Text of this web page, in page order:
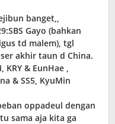
banget,,
Gayo (bahkan
td malem), tgl
akhir taun d China.
KRY & EunHae ,
& SS5, KyuMin
oppadeul dengan
sama aja kita ga